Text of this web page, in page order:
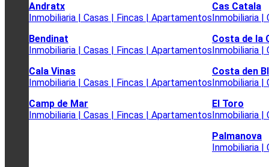
Andratx
Inmobiliaria | Casas | Fincas | Apartamentos
Bendinat
Inmobiliaria | Casas | Fincas | Apartamentos
Cala Vinas
Inmobiliaria | Casas | Fincas | Apartamentos
Camp de Mar
Inmobiliaria | Casas | Fincas | Apartamentos
Cas Catala
Inmobiliaria |
Costa de la
Inmobiliaria |
Costa den
Inmobiliaria |
El Toro
Inmobiliaria |
Palmanova
Inmobiliaria |